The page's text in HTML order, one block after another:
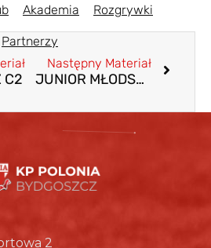
Akademia Rozgrywki
Partnerzy
C2
Następny Materiał
JUNIOR MŁODSZY B2
2